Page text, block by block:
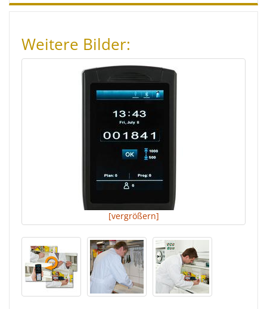
Weitere Bilder:
[vergrößern]